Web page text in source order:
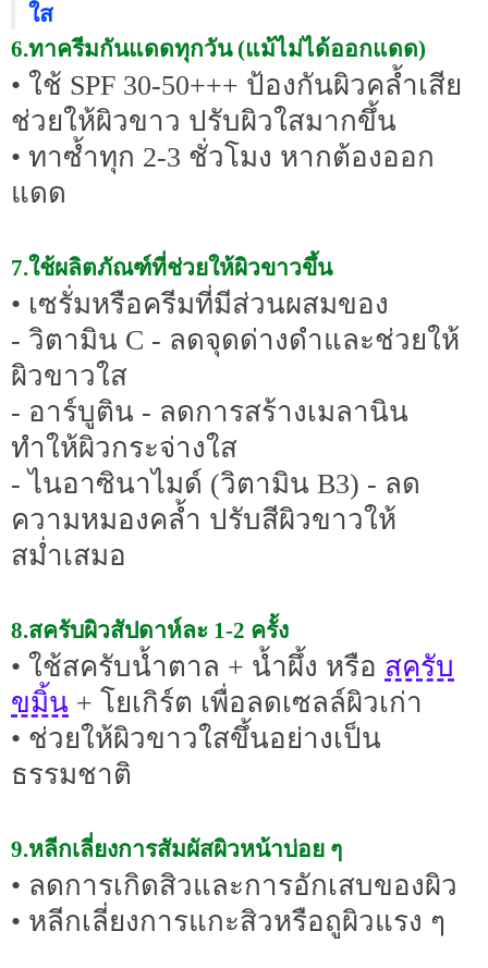
ใส
6.ทาครีมกันแดดทุกวัน (แม้ไม่ได้ออกแดด)
• ใช้ SPF 30-50+++ ป้องกันผิวคล้ำเสีย
ช่วยให้ผิวขาว ปรับผิวใสมากขึ้น
• ทาซ้ำทุก 2-3 ชั่วโมง หากต้องออก
แดด
7.ใช้ผลิตภัณฑ์ที่ช่วยให้ผิวขาวขึ้น
• เซรั่มหรือครีมที่มีส่วนผสมของ
- วิตามิน C - ลดจุดด่างดำและช่วยให้
ผิวขาวใส
- อาร์บูติน - ลดการสร้างเมลานิน
ทำให้ผิวกระจ่างใส
- ไนอาซินาไมด์ (วิตามิน B3) - ลด
ความหมองคล้ำ ปรับสีผิวขาวให้
สม่ำเสมอ
8.สครับผิวสัปดาห์ละ 1-2 ครั้ง
• ใช้สครับน้ำตาล + น้ำผึ้ง หรือ สครับ
ขมิ้น + โยเกิร์ต เพื่อลดเซลล์ผิวเก่า
• ช่วยให้ผิวขาวใสขึ้นอย่างเป็น
ธรรมชาติ
9.หลีกเลี่ยงการสัมผัสผิวหน้าบ่อย ๆ
• ลดการเกิดสิวและการอักเสบของผิว
• หลีกเลี่ยงการแกะสิวหรือถูผิวแรง ๆ